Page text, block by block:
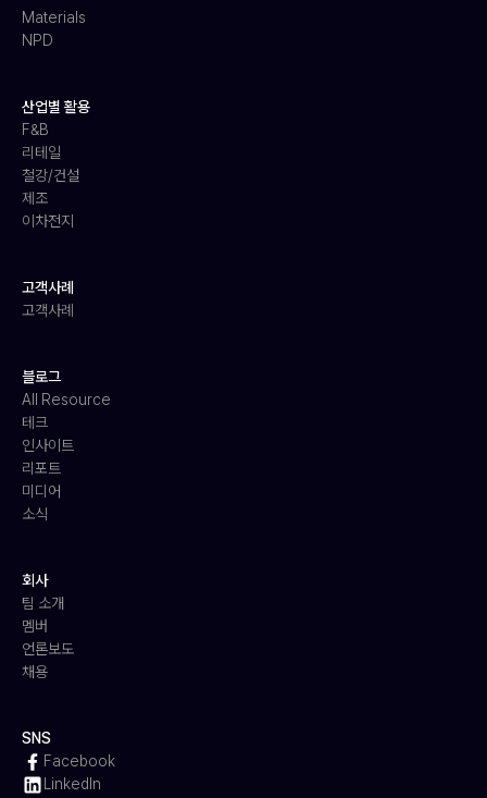
Materials
NPD
산업별 활용
F&B
리테일
철강/건설
제조
이차전지
고객사례
고객사례
블로그
All Resource
테크
인사이트
리포트
미디어
소식
회사
팀 소개
멤버
언론보도
채용
SNS
Facebook
LinkedIn